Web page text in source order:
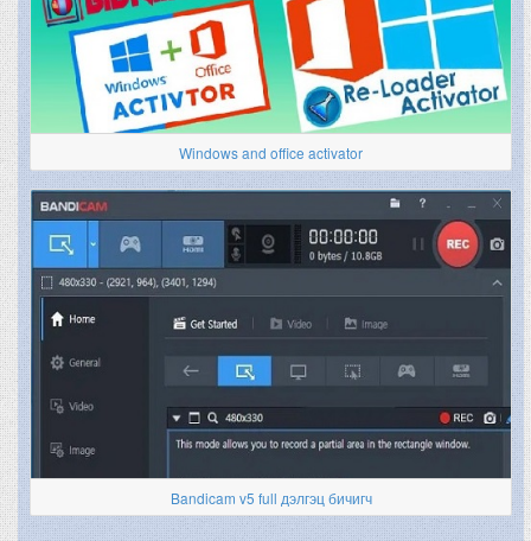
Windows and office activator
Bandicam v5 full дэлгэц бичигч